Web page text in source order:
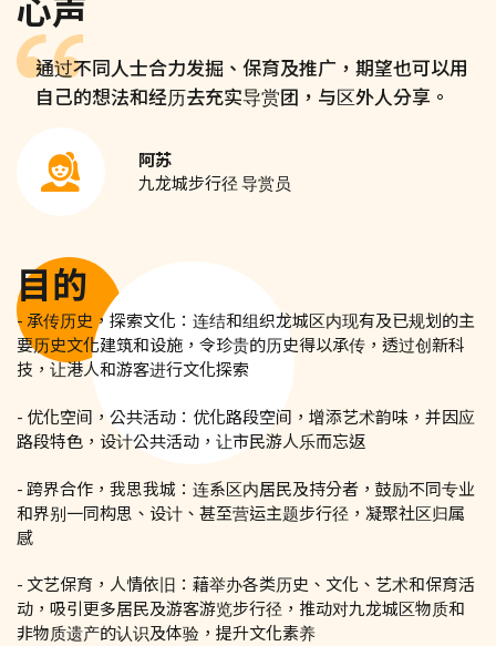
通过不同人士合力发掘、保育及推广，期望也可以用
自己的想法和经历去充实导赏团，与区外人分享。
阿苏
九龙城步行径 导赏员
目的
- 承传历史，探索文化：连结和组织龙城区内现有及已规划的主
要历史文化建筑和设施，令珍贵的历史得以承传，透过创新科
技，让港人和游客进行文化探索
- 优化空间，公共活动：优化路段空间，增添艺术韵味，并因应
路段特色，设计公共活动，让市民游人乐而忘返
- 跨界合作，我思我城：连系区内居民及持分者，鼓励不同专业
和界别一同构思、设计、甚至营运主题步行径，凝聚社区归属
感
- 文艺保育，人情依旧：藉举办各类历史、文化、艺术和保育活
动，吸引更多居民及游客游览步行径，推动对九龙城区物质和
非物质遗产的认识及体验，提升文化素养